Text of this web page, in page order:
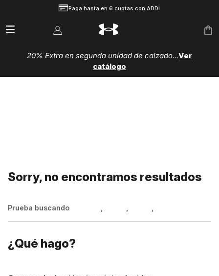
Paga hasta en 6 cuotas con ADDI
20% Extra en segunda unidad de calzado...Ver
catálogo
Sorry, no encontramos resultados
Prueba buscando , , ,
¿Qué hago?